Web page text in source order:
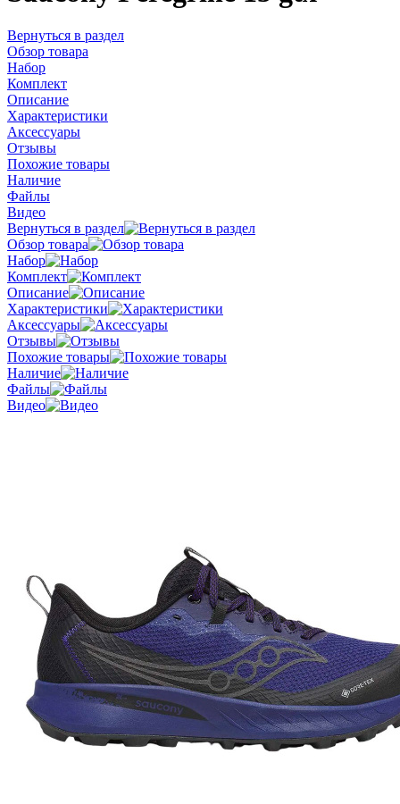
Вернуться в раздел
Обзор товара
Набор
Комплект
Описание
Характеристики
Аксессуары
Отзывы
Похожие товары
Наличие
Файлы
Видео
Вернуться в раздел
Обзор товара
Набор
Комплект
Описание
Характеристики
Аксессуары
Отзывы
Похожие товары
Наличие
Файлы
Видео